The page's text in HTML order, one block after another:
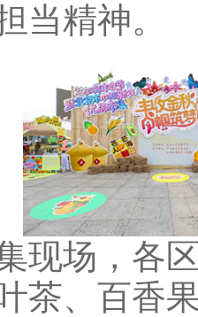
当精神。
场，各区
茶、百香